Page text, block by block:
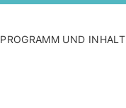
PROGRAMM UND INHALT